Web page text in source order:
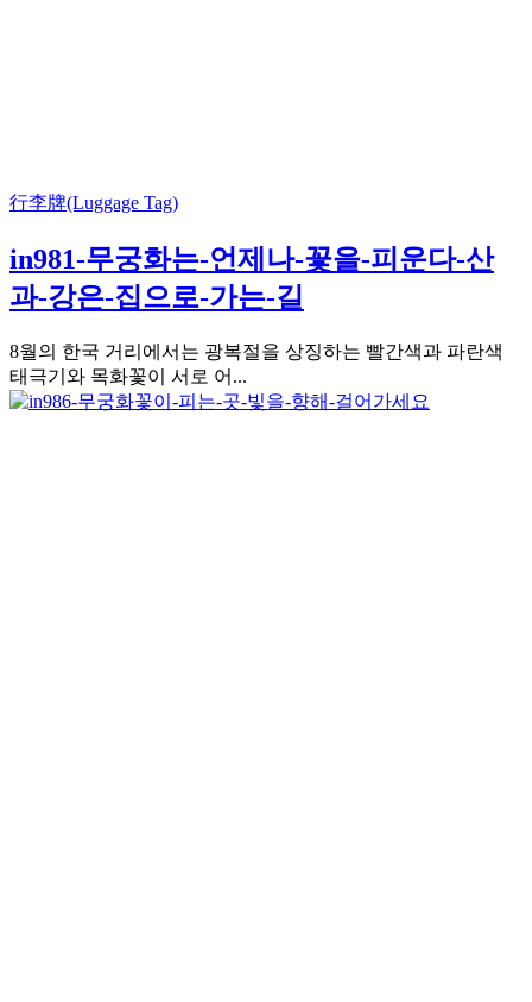
行李牌(Luggage Tag)
in981-무궁화는-언제나-꽃을-피운다-산
과-강은-집으로-가는-길
8월의 한국 거리에서는 광복절을 상징하는 빨간색과 파란색
태극기와 목화꽃이 서로 어...